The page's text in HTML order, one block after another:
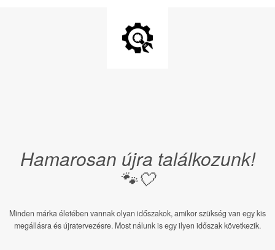
Hamarosan újra találkozunk!
🐾🤍
Minden márka életében vannak olyan időszakok, amikor szükség van egy kis
megállásra és újratervezésre. Most nálunk is egy ilyen időszak következik.